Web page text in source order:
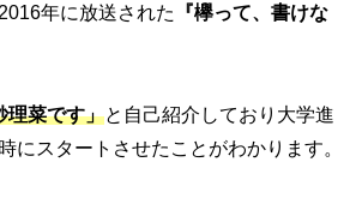
年に放送された
『欅って、書けな
理菜です」と自己紹介しており大学進
にスタートさせたことがわかります。